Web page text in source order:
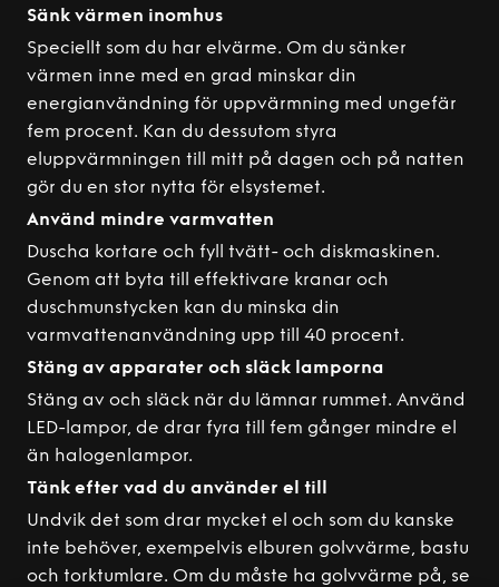
Sänk värmen inomhus
Speciellt som du har elvärme. Om du sänker
värmen inne med en grad minskar din
energianvändning för uppvärmning med ungefär
fem procent. Kan du dessutom styra
eluppvärmningen till mitt på dagen och på natten
gör du en stor nytta för elsystemet.
Använd mindre varmvatten
Duscha kortare och fyll tvätt- och diskmaskinen.
Genom att byta till effektivare kranar och
duschmunstycken kan du minska din
varmvattenanvändning upp till 40 procent.
Stäng av apparater och släck lamporna
Stäng av och släck när du lämnar rummet. Använd
LED-lampor, de drar fyra till fem gånger mindre el
än halogenlampor.
Tänk efter vad du använder el till
Undvik det som drar mycket el och som du kanske
inte behöver, exempelvis elburen golvvärme, bastu
och torktumlare. Om du måste ha golvvärme på, se